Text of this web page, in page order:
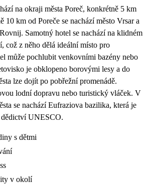
na okraji města Poreč, konkrétně 5 km
10 km od Poreče se nachází město Vrsar a
Samotný hotel se nachází na klidném
což z něho dělá ideální místo pro
může pochlubit venkovními bazény nebo
je obklopeno borovými lesy a do
lze dojít po pobřežní promenádě.
lodní dopravu nebo turistický vláček. V
se nachází Eufraziova bazilika, která je
UNESCO.
s dětmi
v okolí